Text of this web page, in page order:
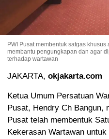
PWI Pusat membentuk satgas
membantu pengungkapan dan agar
terhadap wartawan
JAKARTA, okjakarta.com
Ketua Umum Persatuan
Pusat, Hendry Ch Bangun,
Pusat telah membentuk
Kekerasan Wartawan